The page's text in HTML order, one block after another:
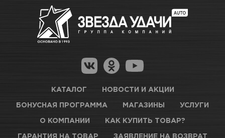
Нет в наличии
Новосибирск, Петухова, 27/3
КАРТА ПРОЕЗДА И КОНТАКТЫ
Как купить товар?
Гарантия на товар
Магазины для получения товара
Оптовые поставки
КАТАЛОГ НОВОСТИ И АКЦИИ
БОНУСНАЯ ПРОГРАММА МАГАЗИНЫ УСЛУГИ
О КОМПАНИИ КАК КУПИТЬ ТОВАР?
ГАРАНТИЯ НА ТОВАР ЗАЯВЛЕНИЕ НА ВОЗВРАТ